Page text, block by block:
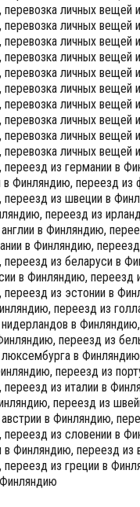
личных вещей
личных вещей
личных вещей
личных вещей
личных вещей
личных вещей
личных вещей
личных вещей
личных вещей
личных вещей
из германии в
в Финляндию, переезд из
из швеции в
переезд из
в Финляндию,
в Финляндию,
из беларуси в
в Финляндию, переезд
из эстонии в
переезд из
в
переезд из
в
переезд из
из италии в
переезд из
в Финляндию,
из словении в
в Финляндию, переезд из
из греции в